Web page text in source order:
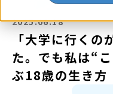
奨学金について
？ イベント参加方法
2025.06.18
「大学に行くの
た。でも私は“こ
ぶ18歳の生き方